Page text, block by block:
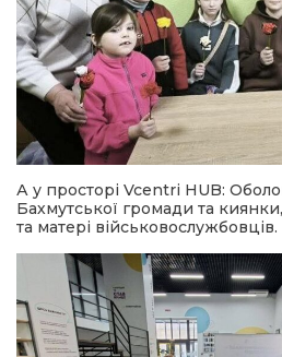
А у просторі Vcentri HUB:
Бахмутської громади та
та матері військовослужбовців.